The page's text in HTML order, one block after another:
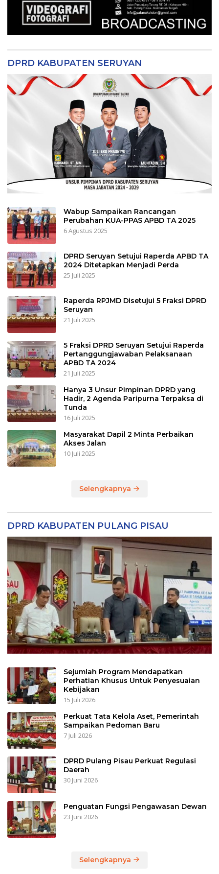
DPRD KABUPATEN SERUYAN
Wabup Sampaikan Rancangan
Perubahan KUA-PPAS APBD TA 2025
6 Agustus 2025
DPRD Seruyan Setujui Raperda APBD TA
2024 Ditetapkan Menjadi Perda
25 Juli 2025
Raperda RPJMD Disetujui 5 Fraksi DPRD
Seruyan
21 Juli 2025
5 Fraksi DPRD Seruyan Setujui Raperda
Pertanggungjawaban Pelaksanaan
APBD TA 2024
21 Juli 2025
Hanya 3 Unsur Pimpinan DPRD yang
Hadir, 2 Agenda Paripurna Terpaksa di
Tunda
16 Juli 2025
Masyarakat Dapil 2 Minta Perbaikan
Akses Jalan
10 Juli 2025
Selengkapnya
DPRD KABUPATEN PULANG PISAU
Sejumlah Program Mendapatkan
Perhatian Khusus Untuk Penyesuaian
Kebijakan
15 Juli 2026
Perkuat Tata Kelola Aset, Pemerintah
Sampaikan Pedoman Baru
7 Juli 2026
DPRD Pulang Pisau Perkuat Regulasi
Daerah
30 Juni 2026
Penguatan Fungsi Pengawasan Dewan
23 Juni 2026
Selengkapnya